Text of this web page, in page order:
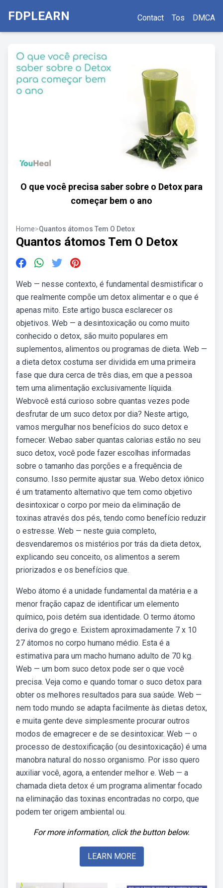
FDPLEARN Contact Tos DMCA
O que você precisa saber sobre o Detox para
começar bem o ano
Home>Quantos átomos Tem O Detox
Quantos átomos Tem O Detox
Web — nesse contexto, é fundamental desmistificar o
que realmente compõe um detox alimentar e o que é
apenas mito. Este artigo busca esclarecer os
objetivos. Web — a desintoxicação ou como muito
conhecido o detox, são muito populares em
suplementos, alimentos ou programas de dieta. Web —
a dieta detox costuma ser dividida em uma primeira
fase que dura cerca de três dias, em que a pessoa
tem uma alimentação exclusivamente líquida.
Webvocê está curioso sobre quantas vezes pode
desfrutar de um suco detox por dia? Neste artigo,
vamos mergulhar nos benefícios do suco detox e
fornecer. Webao saber quantas calorias estão no seu
suco detox, você pode fazer escolhas informadas
sobre o tamanho das porções e a frequência de
consumo. Isso permite ajustar sua. Webo detox iônico
é um tratamento alternativo que tem como objetivo
desintoxicar o corpo por meio da eliminação de
toxinas através dos pés, tendo como benefício reduzir
o estresse. Web — neste guia completo,
desvendaremos os mistérios por trás da dieta detox,
explicando seu conceito, os alimentos a serem
priorizados e os benefícios que.
Webo átomo é a unidade fundamental da matéria e a
menor fração capaz de identificar um elemento
químico, pois detém sua identidade. O termo átomo
deriva do grego e. Existem aproximadamente 7 x 10
27 átomos no corpo humano médio. Esta é a
estimativa para um macho humano adulto de 70 kg.
Web — um bom suco detox pode ser o que você
precisa. Veja como e quando tomar o suco detox para
obter os melhores resultados para sua saúde. Web —
nem todo mundo se adapta facilmente às dietas detox,
e muita gente deve simplesmente procurar outros
modos de emagrecer e de se desintoxicar. Web — o
processo de destoxificação (ou desintoxicação) é uma
manobra natural do nosso organismo. Por isso quero
auxiliar você, agora, a entender melhor e. Web — a
chamada dieta detox é um programa alimentar focado
na eliminação das toxinas encontradas no corpo, que
podem ter origem ambiental ou.
For more information, click the button below.
LEARN MORE